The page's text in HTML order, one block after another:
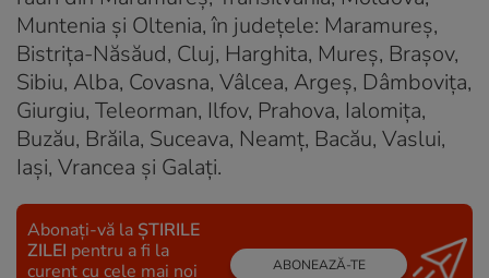
Muntenia şi Oltenia, în judeţele: Maramureş,
Bistriţa-Năsăud, Cluj, Harghita, Mureş, Braşov,
Sibiu, Alba, Covasna, Vâlcea, Argeş, Dâmboviţa,
Giurgiu, Teleorman, Ilfov, Prahova, Ialomiţa,
Buzău, Brăila, Suceava, Neamţ, Bacău, Vaslui,
Iaşi, Vrancea şi Galaţi.
Abonați-vă la ȘTIRILE
ZILEI pentru a fi la
curent cu cele mai noi
ABONEAZĂ-TE